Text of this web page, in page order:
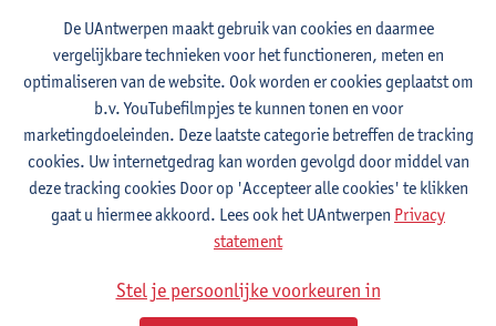
Contact
Stadscampus
Prinsstraat 13
2000 Antwerpen, BEL
De UAntwerpen maakt gebruik van cookies en daarmee
vergelijkbare technieken voor het functioneren, meten en
optimaliseren van de website. Ook worden er cookies geplaatst om
b.v. YouTubefilmpjes te kunnen tonen en voor
marketingdoeleinden. Deze laatste categorie betreffen de tracking
cookies. Uw internetgedrag kan worden gevolgd door middel van
deze tracking cookies Door op 'Accepteer alle cookies' te klikken
gaat u hiermee akkoord. Lees ook het UAntwerpen Privacy
statement
Stel je persoonlijke voorkeuren in